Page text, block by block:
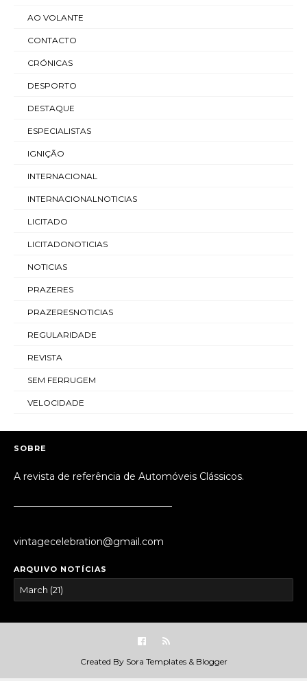
AO VOLANTE
CONTACTO
CRÓNICAS
DESPORTO
DESTAQUE
ESPECIALISTAS
IGNIÇÃO
INTERNACIONAL
INTERNACIONALNOTICIAS
LICITADO
LICITADONOTICIAS
NOTICIAS
PRAZERES
PRAZERESNOTICIAS
REGULARIDADE
REVISTA
SEM FERRUGEM
VELOCIDADE
SOBRE
A revista de referência de Automóveis Clássicos.
vintagecelebration@gmail.com
ARQUIVO NOTÍCIAS
Created By Sora Templates& Blogger